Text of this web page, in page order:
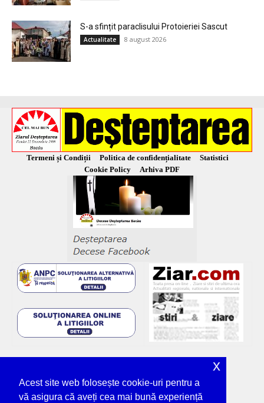
S-a sfințit paraclisului Protoieriei Sascut
Actualitate 8 august 2026
Termeni și Condiții Politica de confidențialitate
Statistici
Cookie Policy
Arhiva PDF
Acest site web folosește cookie-uri pentru a
vă asigura că aveți cea mai bună experiență
x